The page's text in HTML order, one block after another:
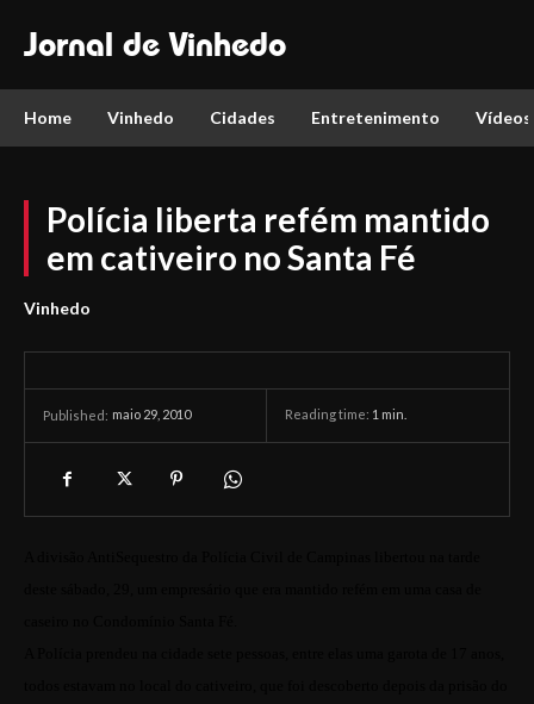
Jornal de Vinhedo
Home Vinhedo Cidades Entretenimento Vídeos
Polícia liberta refém mantido
em cativeiro no Santa Fé
Vinhedo
Published: maio 29, 2010 Reading time: 1 min.